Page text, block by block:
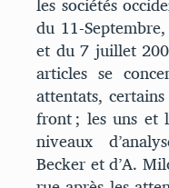
du 11-
et du 7 juillet
articles se
attentats,
front ; les uns et
niveaux
Becker et d’A.